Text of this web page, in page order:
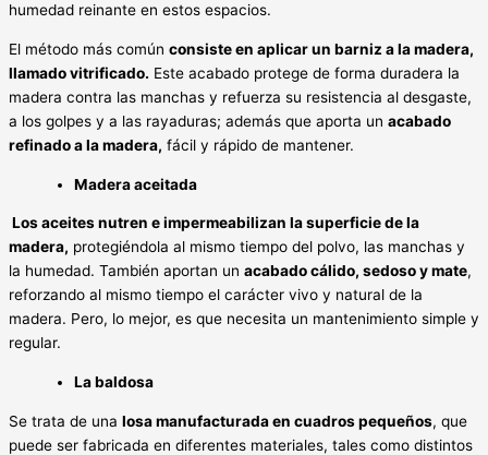
humedad reinante en estos espacios.
El método más común consiste en aplicar un barniz a la madera,
llamado vitrificado. Este acabado protege de forma duradera la
madera contra las manchas y refuerza su resistencia al desgaste,
a los golpes y a las rayaduras; además que aporta un acabado
refinado a la madera, fácil y rápido de mantener.
Madera aceitada
Los aceites nutren e impermeabilizan la superficie de la
madera, protegiéndola al mismo tiempo del polvo, las manchas y
la humedad. También aportan un acabado cálido, sedoso y mate,
reforzando al mismo tiempo el carácter vivo y natural de la
madera. Pero, lo mejor, es que necesita un mantenimiento simple y
regular.
La baldosa
Se trata de una losa manufacturada en cuadros pequeños, que
puede ser fabricada en diferentes materiales, tales como distintos